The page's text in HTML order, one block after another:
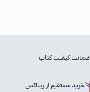
ضمانت کیفیت کتاب
خرید مستقیم از ریباکس